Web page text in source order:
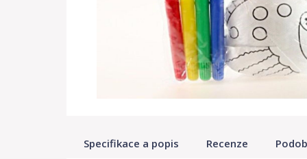
Specifikace a popis Recenze